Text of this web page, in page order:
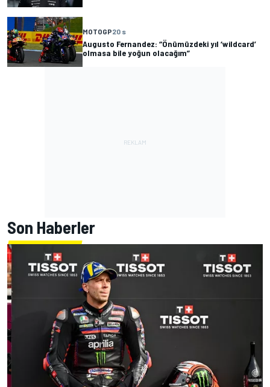
MOTOGP20 s
Augusto Fernandez: “Önümüzdeki yıl ‘wildcard’
olmasa bile yoğun olacağım”
Son Haberler